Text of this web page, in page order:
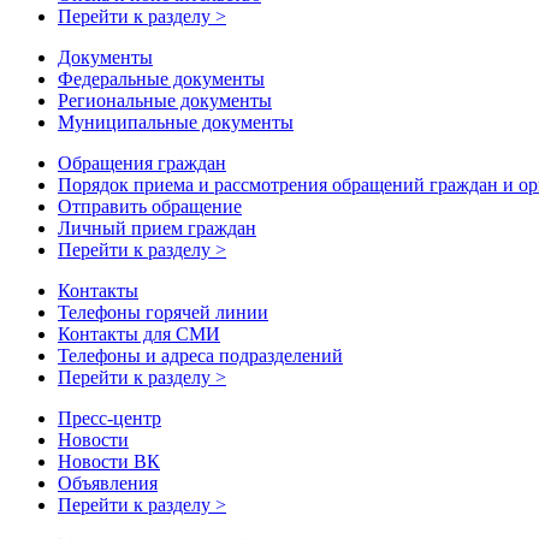
Перейти к разделу >
Документы
Федеральные документы
Региональные документы
Муниципальные документы
Обращения граждан
Порядок приема и рассмотрения обращений граждан и
Отправить обращение
Личный прием граждан
Перейти к разделу >
Контакты
Телефоны горячей линии
Контакты для СМИ
Телефоны и адреса подразделений
Перейти к разделу >
Пресс-центр
Новости
Новости ВК
Объявления
Перейти к разделу >